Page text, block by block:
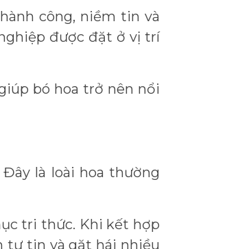
công, niềm tin và
được đặt ở vị trí
bó hoa trở nên nổi
là loài hoa thường
tri thức. Khi kết hợp
tự tin và gặt hái nhiều